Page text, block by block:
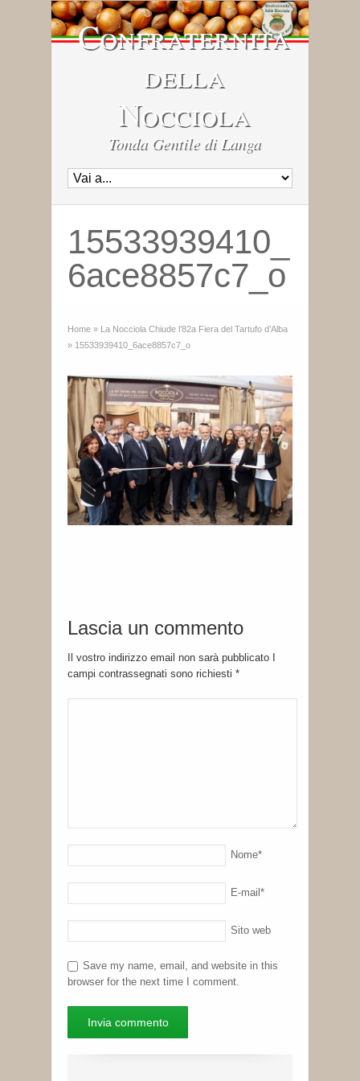
Confraternita
della
Nocciola
Tonda Gentile di Langa
15533939410_
6ace8857c7_o
Home » La Nocciola Chiude l’82a Fiera del Tartufo d’Alba
» 15533939410_6ace8857c7_o
Lascia un commento
Il vostro indirizzo email non sarà pubblicato I
campi contrassegnati sono richiesti *
Nome*
E-mail *
Sito web
Save my name, email, and website in this
browser for the next time I comment.